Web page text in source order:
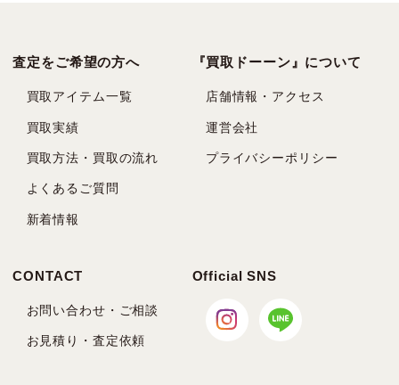
査定をご希望の方へ
買取アイテム一覧
買取実績
買取方法・買取の流れ
よくあるご質問
新着情報
『買取ドーーン』について
店舗情報・アクセス
運営会社
プライバシーポリシー
CONTACT
お問い合わせ・ご相談
お見積り・査定依頼
Official SNS